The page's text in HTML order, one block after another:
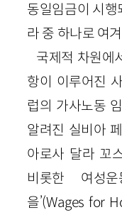
동일임금이 시행
라 중 하나로 여
국제적 차원에
항이 이루어진
럽의 가사노동
알려진 실비아
아로사 달라 꼬
비롯한 여성
을’(Wages for